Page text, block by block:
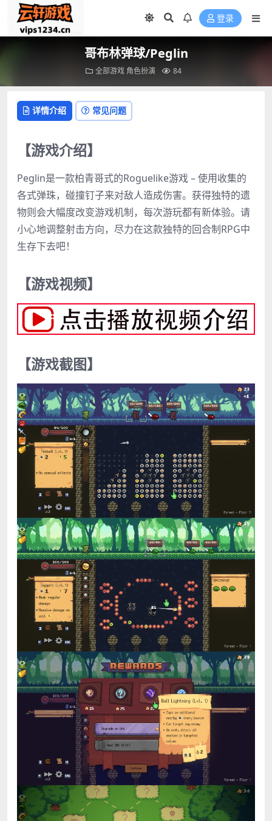
登录
哥布林弹球/Peglin
全部游戏 角色扮演 84
详情介绍 常见问题
【游戏介绍】
Peglin是一款柏青哥式的Roguelike游戏 – 使用收集的
各式弹珠，碰撞钉子来对敌人造成伤害。获得独特的遗
物则会大幅度改变游戏机制，每次游玩都有新体验。请
小心地调整射击方向，尽力在这款独特的回合制RPG中
生存下去吧！
【游戏视频】
【游戏截图】